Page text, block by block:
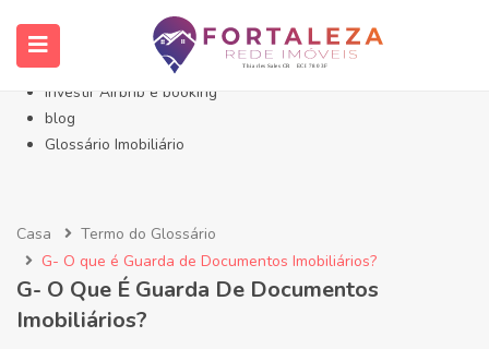
Início- Imóveis Fortaleza Eusébio
Imóveis em Fortaleza
Imóveis no Eusébio
Investir Airbnb e booking
blog
Glossário Imobiliário
Casa
Termo do Glossário
G- O que é Guarda de Documentos Imobiliários?
G- O Que É Guarda De Documentos
Imobiliários?